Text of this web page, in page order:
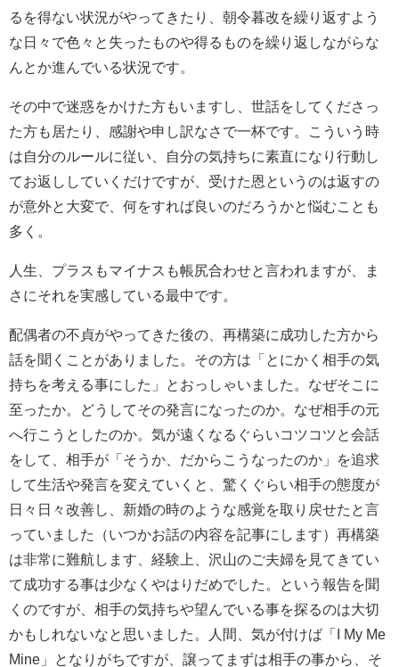
るを得ない状況がやってきたり、朝令暮改を繰り返すよう
な日々で色々と失ったものや得るものを繰り返しながらな
んとか進んでいる状況です。
その中で迷惑をかけた方もいますし、世話をしてくださっ
た方も居たり、感謝や申し訳なさで一杯です。こういう時
は自分のルールに従い、自分の気持ちに素直になり行動し
てお返ししていくだけですが、受けた恩というのは返すの
が意外と大変で、何をすれば良いのだろうかと悩むことも
多く。
人生、プラスもマイナスも帳尻合わせと言われますが、ま
さにそれを実感している最中です。
配偶者の不貞がやってきた後の、再構築に成功した方から
話を聞くことがありました。その方は「とにかく相手の気
持ちを考える事にした」とおっしゃいました。なぜそこに
至ったか。どうしてその発言になったのか。なぜ相手の元
へ行こうとしたのか。気が遠くなるぐらいコツコツと会話
をして、相手が「そうか、だからこうなったのか」を追求
して生活や発言を変えていくと、驚くぐらい相手の態度が
日々日々改善し、新婚の時のような感覚を取り戻せたと言
っていました（いつかお話の内容を記事にします）再構築
は非常に難航します、経験上、沢山のご夫婦を見てきてい
て成功する事は少なくやはりだめでした。という報告を聞
くのですが、相手の気持ちや望んでいる事を探るのは大切
かもしれないなと思いました。人間、気が付けば「I My Me
Mine」となりがちですが、譲ってまずは相手の事から、そ